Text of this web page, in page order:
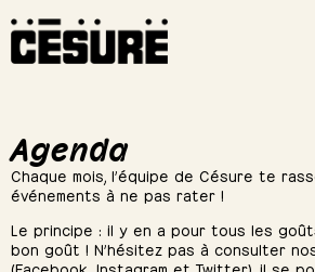
Agenda
Chaque mois, l’équipe de Césure te
événements à ne pas rater !
Le principe : il y en a pour tous les
bon goût ! N’hésitez pas à consulter
(Facebook, Instagram et Twitter), il se